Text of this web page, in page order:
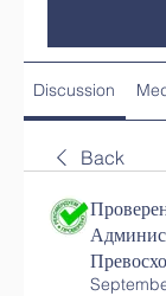
Discussion
Back